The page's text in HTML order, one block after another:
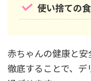
使い捨ての
赤ちゃんの健康と
徹底することで、